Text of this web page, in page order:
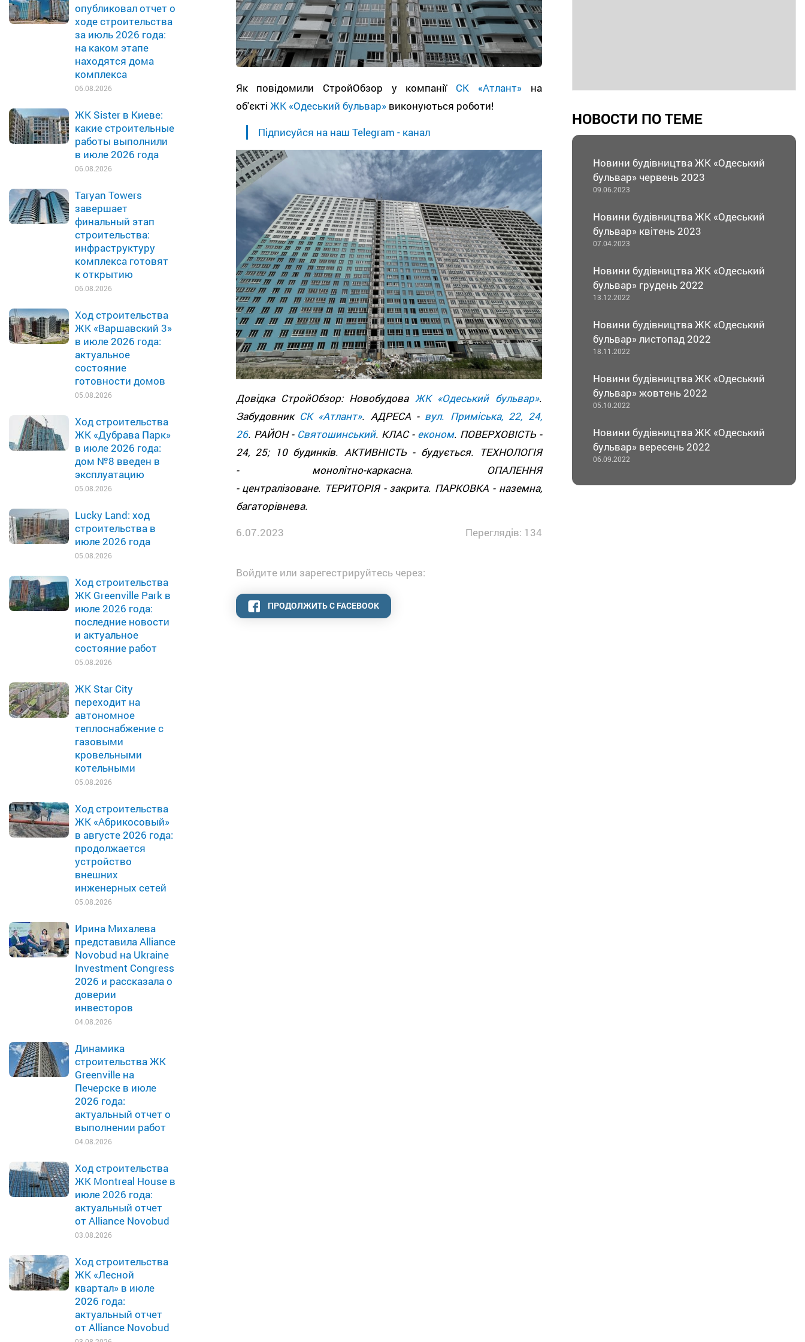
опубликовал отчет о
ходе строительства
за июль 2026 года:
на каком этапе
находятся дома
комплекса
06.08.2026
ЖК Sister в Киеве:
какие строительные
работы выполнили
в июле 2026 года
06.08.2026
Taryan Towers
завершает
финальный этап
строительства:
инфраструктуру
комплекса готовят
к открытию
06.08.2026
Ход строительства
ЖК «Варшавский 3»
в июле 2026 года:
актуальное
состояние
готовности домов
05.08.2026
Ход строительства
ЖК «Дубрава Парк»
в июле 2026 года:
дом №8 введен в
эксплуатацию
05.08.2026
Lucky Land: ход
строительства в
июле 2026 года
05.08.2026
Ход строительства
ЖК Greenville Park в
июле 2026 года:
последние новости
и актуальное
состояние работ
05.08.2026
ЖК Star City
переходит на
автономное
теплоснабжение с
газовыми
кровельными
котельными
05.08.2026
Ход строительства
ЖК «Абрикосовый»
в августе 2026 года:
продолжается
устройство
внешних
инженерных сетей
05.08.2026
Ирина Михалева
представила Alliance
Novobud на Ukraine
Investment Congress
2026 и рассказала о
доверии
инвесторов
04.08.2026
Динамика
строительства ЖК
Greenville на
Печерске в июле
2026 года:
актуальный отчет о
выполнении работ
04.08.2026
Ход строительства
ЖК Montreal House в
июле 2026 года:
актуальный отчет
от Alliance Novobud
03.08.2026
Ход строительства
ЖК «Лесной
квартал» в июле
2026 года:
актуальный отчет
от Alliance Novobud
Як повідомили СтройОбзор у компанії СК «Атлант»на
об'єкті ЖК «Одеський бульвар»виконуються роботи!
Підписуйся на наш Telegram - канал
Довідка СтройОбзор: Новобудова ЖК «Одеський бульвар».
Забудовник СК «Атлант». АДРЕСА - вул. Приміська, 22, 24,
26. РАЙОН - Святошинський. КЛАС - економ. ПОВЕРХОВІСТЬ -
24, 25; 10 будинків. АКТИВНІСТЬ - будується. ТЕХНОЛОГІЯ
- монолітно-каркасна. ОПАЛЕННЯ
- централізоване. ТЕРИТОРІЯ - закрита. ПАРКОВКА - наземна,
багаторівнева.
6.07.2023
Переглядів: 134
Войдите или зарегестрируйтесь через:
ПРОДОЛЖИТЬ С FACEBOOK
НОВОСТИ ПО ТЕМЕ
Новини будівництва ЖК «Одеський
бульвар» червень 2023
09.06.2023
Новини будівництва ЖК «Одеський
бульвар» квітень 2023
07.04.2023
Новини будівництва ЖК «Одеський
бульвар» грудень 2022
13.12.2022
Новини будівництва ЖК «Одеський
бульвар» листопад 2022
18.11.2022
Новини будівництва ЖК «Одеський
бульвар» жовтень 2022
05.10.2022
Новини будівництва ЖК «Одеський
бульвар» вересень 2022
06.09.2022